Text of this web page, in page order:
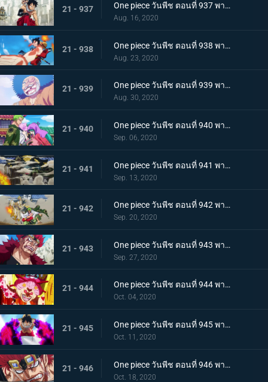
21 - 937 One piece วันพีช ตอนที่ 937 พากย์ไทย โทโนะยาสุ! ผู้เป็นที่รักของเมืองเอบิสุ!
Aug. 16, 2020
21 - 938 One piece วันพีช ตอนที่ 938 พากย์ไทย สะเทือนทั่วหล้า ตัวตนที่แท้จริงของจอมโจรเจ้าหนูสามฉลู
Aug. 23, 2020
21 - 939 One piece วันพีช ตอนที่ 939 พากย์ไทย ความเจ็บปวดของพวกพ้อง! การช่วยเหลือโทโนะยาสุที่ถูกจับ
Aug. 30, 2020
21 - 940 One piece วันพีช ตอนที่ 940 พากย์ไทย ความโกรธของโซโล ตัวตนที่แท้จริงของผลสไมล์!
Sep. 06, 2020
21 - 941 One piece วันพีช ตอนที่ 941 พากย์ไทย น้ำตาโทโกะ ลูกปืนที่ไร้ความรู้สึกของโอโรจิ!
Sep. 13, 2020
21 - 942 One piece วันพีช ตอนที่ 942 พากย์ไทย ใส่ให้ยับ! ความวุ่นวาย! การต่อสู้ที่ลานประหาร
Sep. 20, 2020
21 - 943 One piece วันพีช ตอนที่ 943 พากย์ไทย การตัดสินใจของลูฟี่ ทลายการแข่งซูโม่นรก!
Sep. 27, 2020
21 - 944 One piece วันพีช ตอนที่ 944 พากย์ไทย การมาของพายุ! บิ๊กมัมอาละวาด!
Oct. 04, 2020
21 - 945 One piece วันพีช ตอนที่ 945 พากย์ไทย ความแค้นถั่วแดงต้ม ลูฟี่เข้าตาจน
Oct. 11, 2020
21 - 946 One piece วันพีช ตอนที่ 946 พากย์ไทย หยุดยั้งสี่จักรพรรดิ! แผนการลับของควีน
Oct. 18, 2020